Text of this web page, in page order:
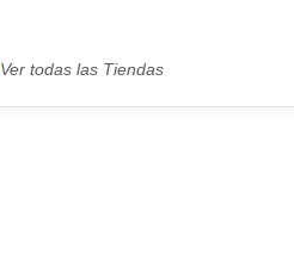
Ver todas las Tiendas